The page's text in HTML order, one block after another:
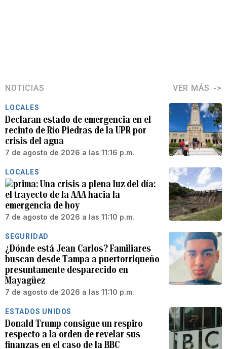
NOTICIAS VER MÁS
LOCALES
Declaran estado de emergencia en el
recinto de Río Piedras de la UPR por
crisis del agua
7 de agosto de 2026 a las 11:16 p.m.
LOCALES
Una crisis a plena luz del día:
el trayecto de la AAA hacia la
emergencia de hoy
7 de agosto de 2026 a las 11:10 p.m.
SEGURIDAD
¿Dónde está Jean Carlos? Familiares
buscan desde Tampa a puertorriqueño
presuntamente desparecido en
Mayagüez
7 de agosto de 2026 a las 11:10 p.m.
ESTADOS UNIDOS
Donald Trump consigue un respiro
respecto a la orden de revelar sus
finanzas en el caso de la BBC